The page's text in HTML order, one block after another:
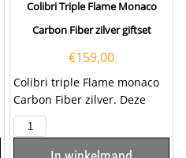
Colibri Triple Flame Monaco
Carbon Fiber zilver giftset
€159,00
Colibri triple Flame monaco
Carbon Fiber zilver. Deze
Colibri aansteker heeft 3
krachtige...